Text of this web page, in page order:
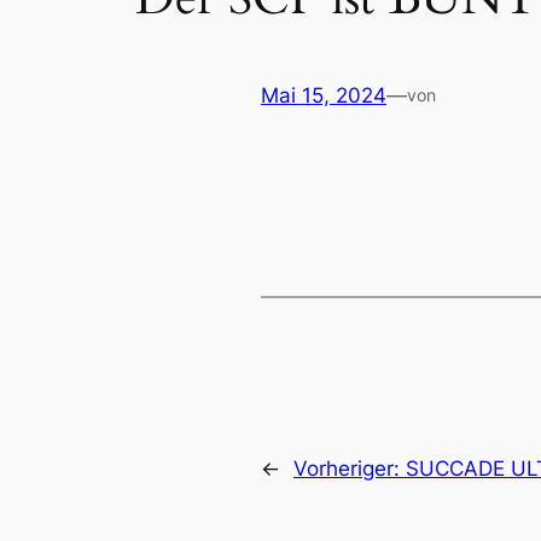
Mai 15, 2024—von
← Vorheriger: SUCCADE